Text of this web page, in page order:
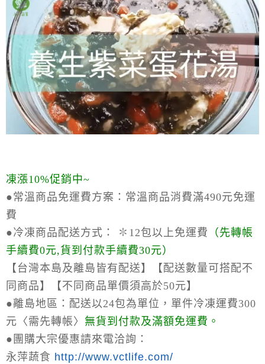
凍漲10%促銷中~
●常溫商品免運費方案： 常溫商品消費滿490元免運
費
●冷凍商品配送方式：
✽12包以上免運費 （ 先轉帳
手續費0元,貨到付款手續費30元）
【台灣本島及離島皆有配送】【配送數量可搭配不
同商品】【不同商品單價須高於50元】
●離島地區： 配送以24包為單位，單件冷凍運費300
元〈需先轉帳〉 無貨到付款及滿額免運費。
● 團購大宗優惠請來電洽詢：
永萍蔬食 http://www.vctlife.com/